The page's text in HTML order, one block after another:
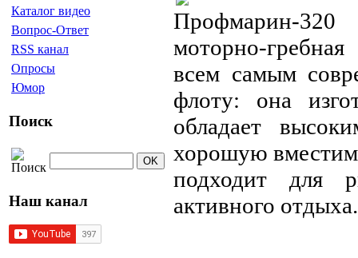
Каталог видео
Вопрос-Ответ
RSS канал
Опросы
Юмор
Поиск
Наш канал
Профмарин-
моторно-
всем самым
флоту: она
обладает
хорошую
подходит для
активного отдыха.